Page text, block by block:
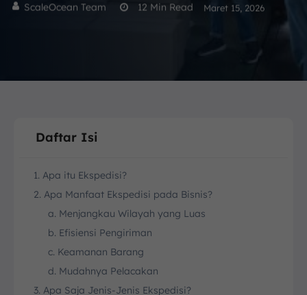
ScaleOcean Team 12 Min Read Maret 15, 2026
Daftar Isi
1. Apa itu Ekspedisi?
2. Apa Manfaat Ekspedisi pada Bisnis?
a. Menjangkau Wilayah yang Luas
b. Efisiensi Pengiriman
c. Keamanan Barang
d. Mudahnya Pelacakan
3. Apa Saja Jenis-Jenis Ekspedisi?